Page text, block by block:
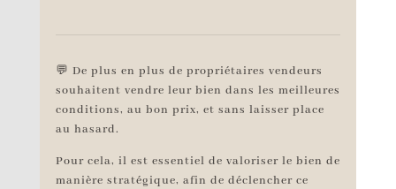
💬 De plus en plus de propriétaires vendeurs
souhaitent vendre leur bien dans les meilleures
conditions, au bon prix, et sans laisser place
au hasard.
Pour cela, il est essentiel de valoriser le bien de
manière stratégique, afin de déclencher ce